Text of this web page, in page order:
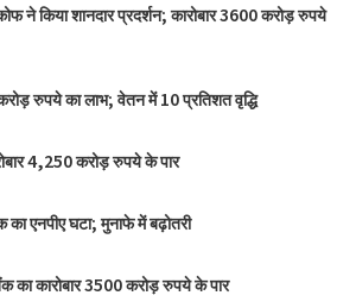
ने किया शानदार प्रदर्शन; कारोबार 3600 करोड़ रुपये
रुपये का लाभ; वेतन में 10 प्रतिशत वृद्धि
4,250 करोड़ रुपये के पार
एनपीए घटा; मुनाफे में बढ़ोतरी
का कारोबार 3500 करोड़ रुपये के पार